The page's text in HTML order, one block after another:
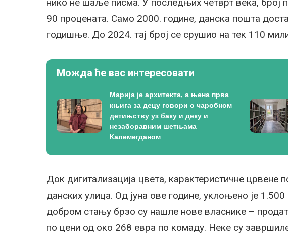
90 процената. Само 2000. године, данска пошта
годишње. До 2024. тај број се срушио на тек 110
Можда ће вас интересовати
Марија је архитекта, а њена прва
књига за децу говори о чаробном
детињству уз баку и деку и
незаборавним шетњама
Калемегданом
Док дигитализација цвета, карактеристичне црвене
данских улица. Од јуна ове године, уклоњено је 1.500
добром стању брзо су нашле нове власнике –
по цени од око 268 евра по комаду. Неке су